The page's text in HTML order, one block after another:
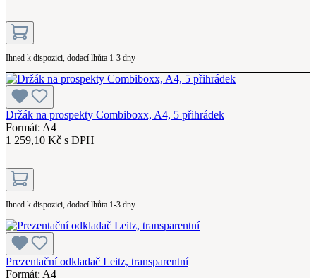
Ihned k dispozici, dodací lhůta 1-3 dny
Držák na prospekty Combiboxx, A4, 5 přihrádek
Formát: A4
1 259,10 Kč s DPH
Ihned k dispozici, dodací lhůta 1-3 dny
Prezentační odkladač Leitz, transparentní
Formát: A4